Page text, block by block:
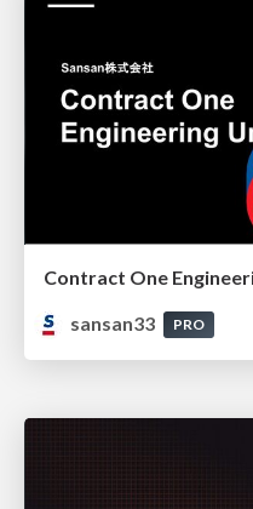
Contract One
sansan33
PRO